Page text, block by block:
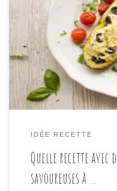
abordé toutes les
nous offrir les
polyvalents et
cuisine. Leur saveur
font des ingrédients
recettes créatives.
IDÉE RECETTE
Quelle recette avec
savoureuses à …